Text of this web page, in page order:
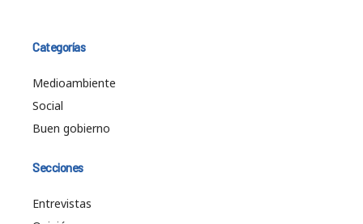
Categorías
Medioambiente
Social
Buen gobierno
Secciones
Entrevistas